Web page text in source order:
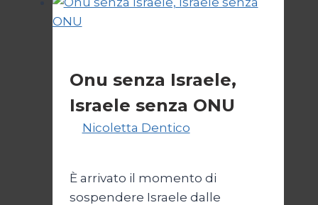
bivio
Onu senza Israele,
Israele senza ONU
Nicoletta Dentico
È arrivato il momento di
sospendere Israele dalle